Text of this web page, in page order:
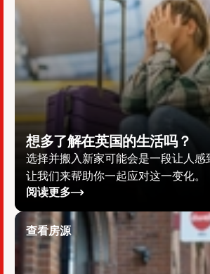
想多了解在英国的生活吗？
选择并搬入新家可能会是一段让人感
让我们来帮助你一起应对这一变化。
阅读更多
查看房源